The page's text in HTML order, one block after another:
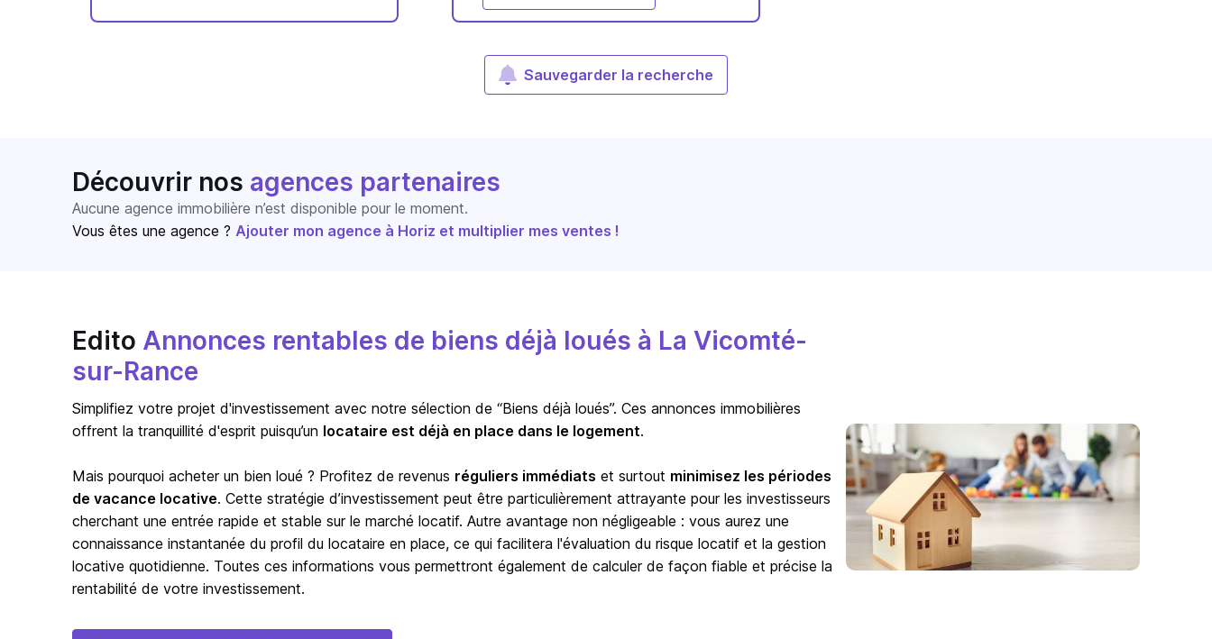
Sauvegarder la recherche
Découvrir nos agences partenaires
Aucune agence immobilière n’est disponible pour le moment.
Vous êtes une agence ? Ajouter mon agence à Horiz et multiplier mes ventes !
Edito Annonces rentables de biens déjà loués à La Vicomté-
sur-Rance
Simplifiez votre projet d'investissement avec notre sélection de “Biens déjà loués”. Ces annonces immobilières
offrent la tranquillité d'esprit puisqu’un locataire est déjà en place dans le logement.
Mais pourquoi acheter un bien loué ? Profitez de revenus réguliers immédiats et surtout minimisez les périodes
de vacance locative. Cette stratégie d’investissement peut être particulièrement attrayante pour les investisseurs
cherchant une entrée rapide et stable sur le marché locatif. Autre avantage non négligeable : vous aurez une
connaissance instantanée du profil du locataire en place, ce qui facilitera l'évaluation du risque locatif et la gestion
locative quotidienne. Toutes ces informations vous permettront également de calculer de façon fiable et précise la
rentabilité de votre investissement.